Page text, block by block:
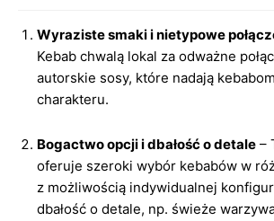
Wyraziste smaki i nietypowe
Kebab chwalą lokal za odważne
autorskie sosy, które nadają
charakteru.
Bogactwo opcji i dbałość o detale –
oferuje szeroki wybór kebabów w
z możliwością indywidualnej
dbałość o detale, np. świeże